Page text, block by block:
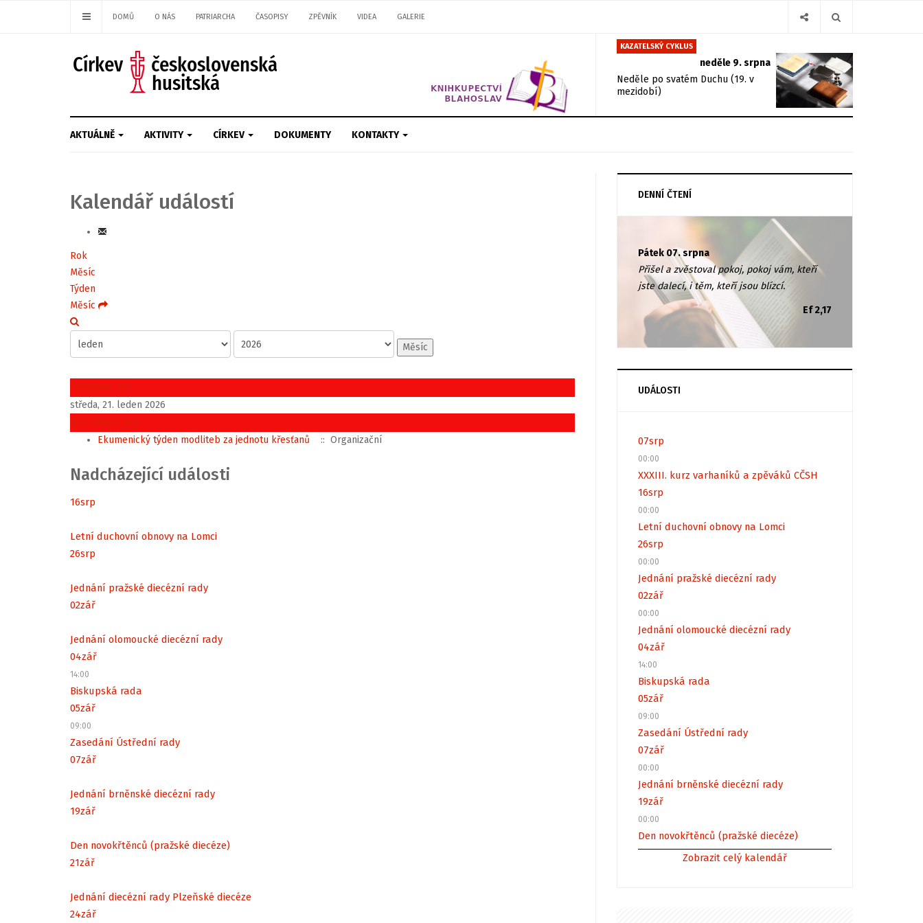
DOMŮ O NÁS PATRIARCHA ČASOPISY ZPĚVNÍK VIDEA GALERIE
KAZATELSKÝ CYKLUS
neděle 9. srpna
Neděle po svatém Duchu (19. v
mezidobí)
AKTUÁLNĚ AKTIVITY CÍRKEV DOKUMENTY KONTAKTY
Kalendář událostí
Rok
Měsíc
Týden
Měsíc
Měsíc
Předchozí den
středa, 21. leden 2026
Následující den
Ekumenický týden modliteb za jednotu křesťanů
:: Organizační
Nadcházející události
16srp
Letní duchovní obnovy na Lomci
26srp
Jednání pražské diecézní rady
02zář
Jednání olomoucké diecézní rady
04zář
14:00
Biskupská rada
05zář
09:00
Zasedání Ústřední rady
07zář
Jednání brněnské diecézní rady
19zář
Den novokřtěnců (pražské diecéze)
21zář
Jednání diecézní rady Plzeňské diecéze
24zář
DENNÍ ČTENÍ
Pátek 07. srpna
Přišel a zvěstoval pokoj, pokoj vám, kteří
jste dalecí, i těm, kteří jsou blízcí.
Ef 2,17
UDÁLOSTI
07srp
00:00
XXXIII. kurz varhaníků a zpěváků CČSH
16srp
00:00
Letní duchovní obnovy na Lomci
26srp
00:00
Jednání pražské diecézní rady
02zář
00:00
Jednání olomoucké diecézní rady
04zář
14:00
Biskupská rada
05zář
09:00
Zasedání Ústřední rady
07zář
00:00
Jednání brněnské diecézní rady
19zář
00:00
Den novokřtěnců (pražské diecéze)
Zobrazit celý kalendář